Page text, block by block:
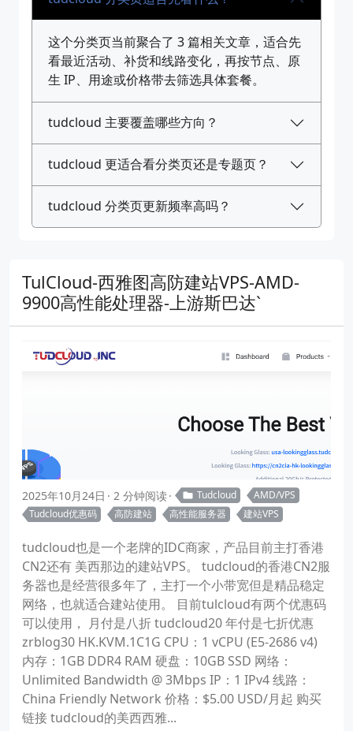
这个分类页当前聚合了 3 篇相关文章，适合先
看最近活动、补货和线路变化，再按节点、原
生 IP、用途或价格带去筛选具体套餐。
tudcloud 主要覆盖哪些方向？
tudcloud 更适合看分类页还是专题页？
tudcloud 分类页更新频率高吗？
TulCloud-西雅图高防建站VPS-AMD-
9900高性能处理器-上游斯巴达`
2025年10月24日 2 分钟阅读 Tudcloud
AMD/VPS
Tudcloud优惠码
高防建站 高性能服务器 建站VPS
tudcloud也是一个老牌的IDC商家，产品目前主打香港
CN2还有 美西那边的建站VPS。 tudcloud的香港CN2服
务器也是经营很多年了，主打一个小带宽但是精品稳定
网络，也就适合建站使用。 目前tulcloud有两个优惠码
可以使用， 月付是八折 tudcloud20 年付是七折优惠
zrblog30 HK.KVM.1C1G CPU：1 vCPU (E5-2686 v4)
内存：1GB DDR4 RAM 硬盘：10GB SSD 网络：
Unlimited Bandwidth @ 3Mbps IP：1 IPv4 线路：
China Friendly Network 价格：$5.00 USD/月起 购买
链接 tudcloud的美西西雅...